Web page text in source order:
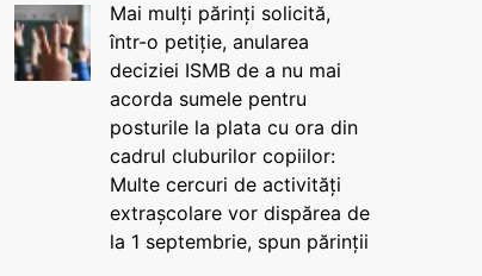
Mai mulți părinți solicită,
într-o petiție, anularea
deciziei ISMB de a nu mai
acorda sumele pentru
posturile la plata cu ora din
cadrul cluburilor copiilor:
Multe cercuri de activități
extrașcolare vor dispărea de
la 1 septembrie, spun părinții